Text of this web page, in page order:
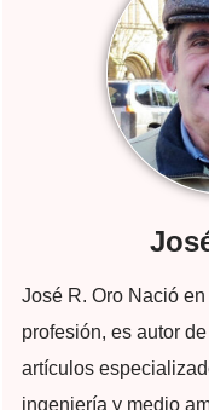
José R. Oro Nació
profesión, es autor
artículos
ingeniería y medio